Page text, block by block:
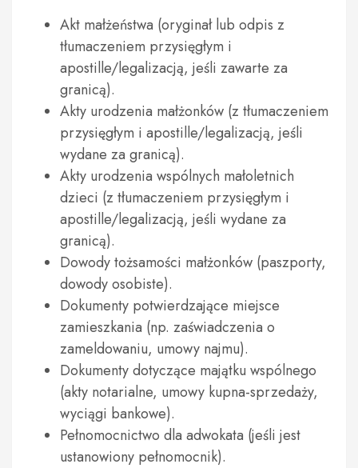
Akt małżeństwa (oryginał lub odpis z
tłumaczeniem przysięgłym i
apostille/legalizacją, jeśli zawarte za
granicą).
Akty urodzenia małżonków (z tłumaczeniem
przysięgłym i apostille/legalizacją, jeśli
wydane za granicą).
Akty urodzenia wspólnych małoletnich
dzieci (z tłumaczeniem przysięgłym i
apostille/legalizacją, jeśli wydane za
granicą).
Dowody tożsamości małżonków (paszporty,
dowody osobiste).
Dokumenty potwierdzające miejsce
zamieszkania (np. zaświadczenia o
zameldowaniu, umowy najmu).
Dokumenty dotyczące majątku wspólnego
(akty notarialne, umowy kupna-sprzedaży,
wyciągi bankowe).
Pełnomocnictwo dla adwokata (jeśli jest
ustanowiony pełnomocnik).